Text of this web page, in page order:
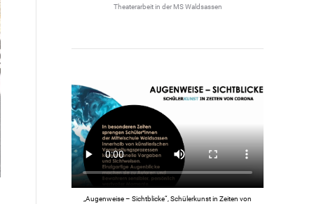
Theaterarbeit in der MS Waldsassen
„Augenweise – Sichtblicke“, Schülerkunst in Zeiten von